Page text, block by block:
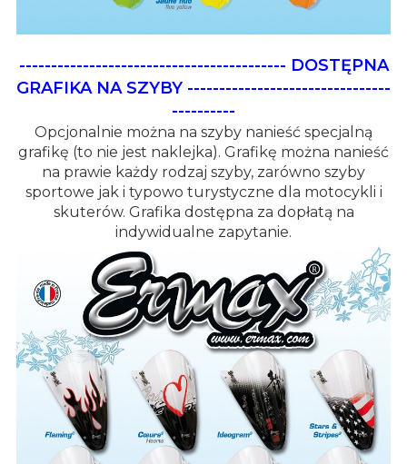
------------------------------------------ DOSTĘPNA
GRAFIKA NA SZYBY --------------------------------
----------
Opcjonalnie można na szyby nanieść specjalną
grafikę (to nie jest naklejka). Grafikę można nanieść
na prawie każdy rodzaj szyby, zarówno szyby
sportowe jak i typowo turystyczne dla motocykli i
skuterów. Grafika dostępna za dopłatą na
indywidualne zapytanie.